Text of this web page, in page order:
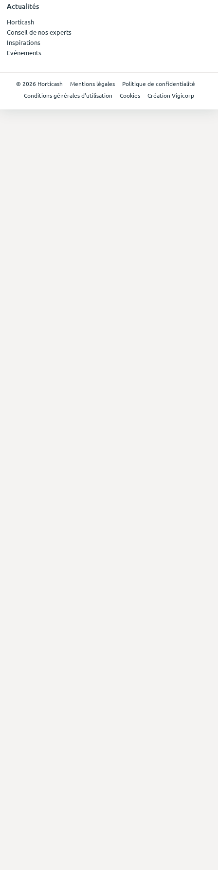
Actualités
Horticash
Conseil de nos experts
Inspirations
Evénements
© 2026 Horticash Mentions légales
Politique de confidentialité
Conditions générales d'utilisation
Cookies Création Vigicorp